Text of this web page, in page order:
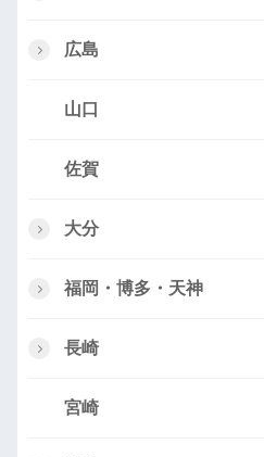
広島
山口
佐賀
大分
福岡・博多・天神
長崎
宮崎